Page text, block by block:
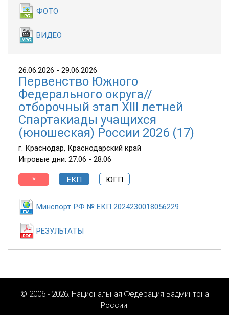
ФОТО
ВИДЕО
26.06.2026 - 29.06.2026
Первенство Южного
Федерального округа//
отборочный этап XIII летней
Спартакиады учащихся
(юношеская) России 2026 (17)
г. Краснодар, Краснодарский край
Игровые дни: 27.06 - 28.06
* ЕКП ЮГП
Минспорт РФ № ЕКП 2024230018056229
РЕЗУЛЬТАТЫ
© 2006 - 2026. Национальная Федерация Бадминтона
России.